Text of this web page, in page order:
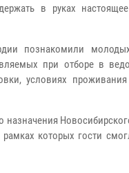
в руках
познакомили
при отборе в
условиях проживания
назначения
которых гости